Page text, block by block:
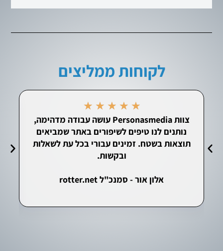
לקוחות ממליצים
★
★
★
★
★
צוות Personasmedia עושה עבודה מדהימה,
נותנים לנו טיפים לשיפורים באתר שמביאים
תוצאות בשטח. זמינים עבורי בכל עת לשאלות
ובקשות.
אלון אור - סמנכ"ל rotter.net